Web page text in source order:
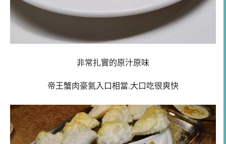
非常扎實的原汁原味
帝王蟹肉豪氣入口相當.大口吃很爽快